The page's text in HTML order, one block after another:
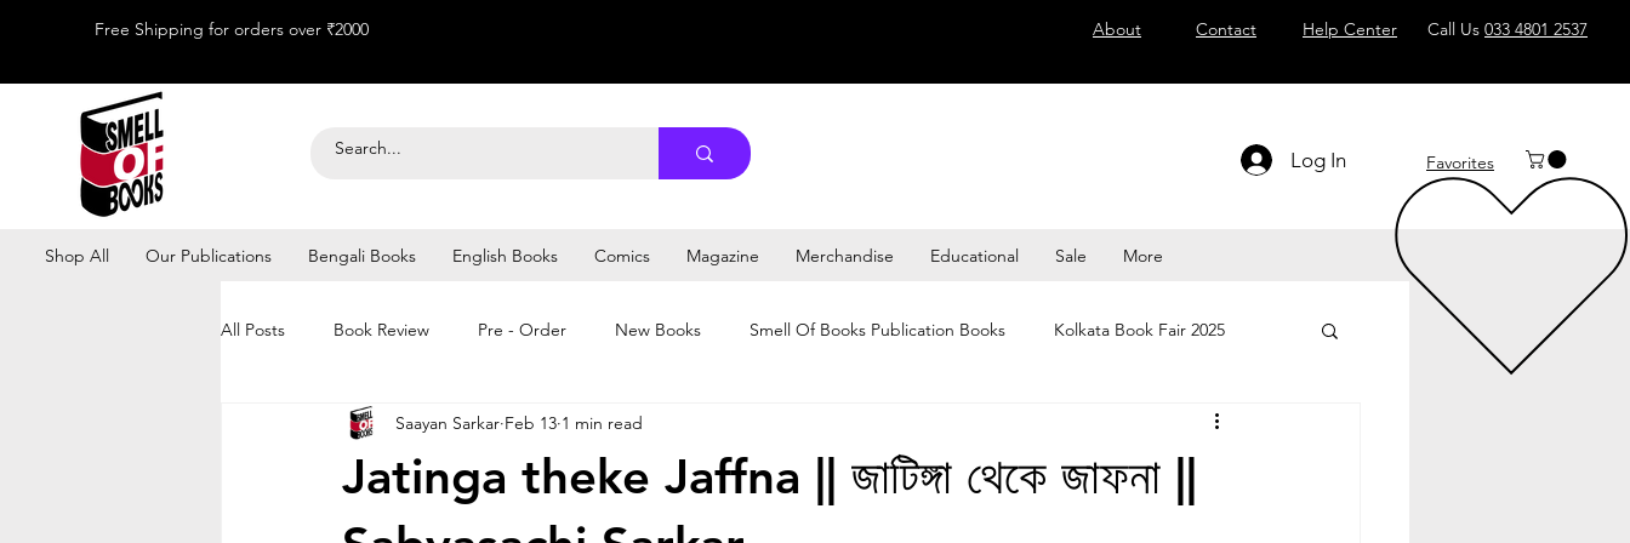
Free Shipping for orders over ₹2000 About Contact Help Center Call Us 033 4801 2537
Log In Favorites
Shop All Our Publications Bengali Books English Books Comics Magazine Merchandise Educational Sale More
All Posts Book Review Pre - Order New Books Smell Of Books Publication Books Kolkata Book Fair 2025
Kolkata Book Fair 2026
Jatinga theke Jaffna || জাটিঙ্গা থেকে জাফনা ||
Saayan Sarkar Feb 13 1 min read